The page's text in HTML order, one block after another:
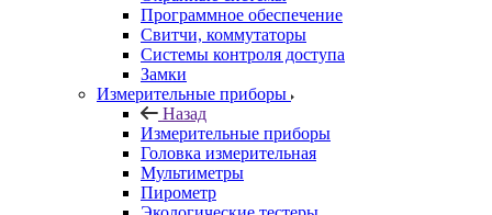
Программное обеспечение
Свитчи, коммутаторы
Системы контроля доступа
Замки
Измерительные приборы
Назад
Измерительные приборы
Головка измерительная
Мультиметры
Пирометр